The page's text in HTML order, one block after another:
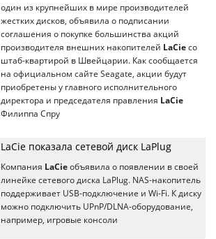
один из крупнейших в мире производителей
жестких дисков, объявила о подписании
соглашения о покупке большинства акций
производителя внешних накопителей LaCie со
штаб-квартирой в Швейцарии. Как сообщается
на официальном сайте Seagate, акции будут
приобретены у главного исполнительного
директора и председателя правления LaCie
Филиппа Спру
LaCie показала сетевой диск LaPlug
Компания LaCie объявила о появлении в своей
линейке сетевого диска LaPlug. NAS-накопитель
поддерживает USB-подключение и Wi-Fi. К диску
можно подключить UPnP/DLNA-оборудование,
например, игровые консоли